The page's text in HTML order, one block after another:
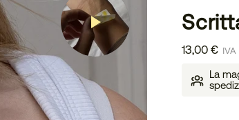
13,00 € IVA
La